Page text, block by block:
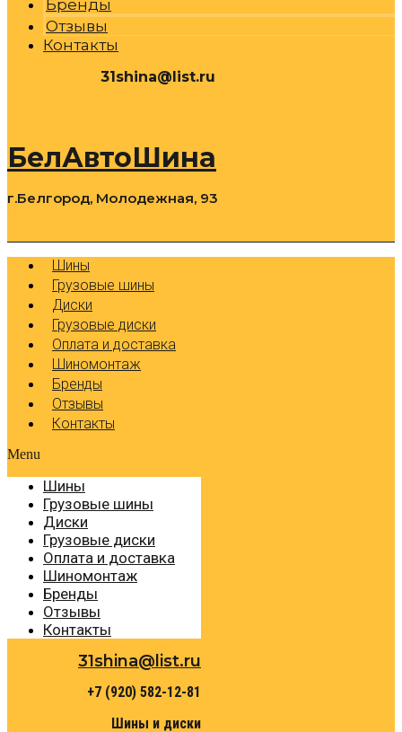
Бренды
Отзывы
Контакты
31shina@list.ru
БелАвтоШина
г.Белгород, Молодежная, 93
Шины
Грузовые шины
Диски
Грузовые диски
Оплата и доставка
Шиномонтаж
Бренды
Отзывы
Контакты
Menu
Шины
Грузовые шины
Диски
Грузовые диски
Оплата и доставка
Шиномонтаж
Бренды
Отзывы
Контакты
31shina@list.ru
+7 (920) 582-12-81
Шины и диски